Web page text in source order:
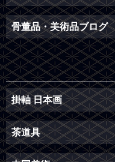
骨董品・美術品ブログ
掛軸 日本画
茶道具